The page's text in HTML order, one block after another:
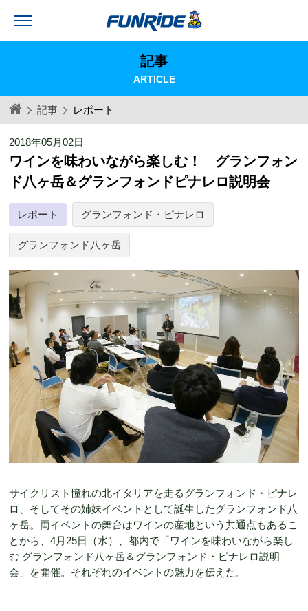
記事
ARTICLE
記事 レポート
2018年05月02日
ワインを味わいながら楽しむ！ グランフォン
ド八ヶ岳＆グランフォンドピナレロ説明会
レポート グランフォンド・ピナレロ
グランフォンド八ヶ岳
サイクリスト憧れの北イタリアを走るグランフォンド・ピナレ
ロ、そしてその姉妹イベントとして誕生したグランフォンド八
ヶ岳。両イベントの舞台はワインの産地という共通点もあるこ
とから、4月25日（水）、都内で「ワインを味わいながら楽し
む グランフォンド八ヶ岳＆グランフォンド・ピナレロ説明
会」を開催。それぞれのイベントの魅力を伝えた。